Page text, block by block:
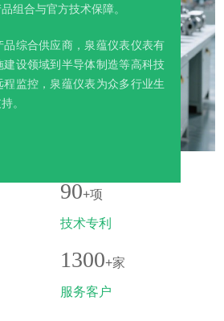
组合与官方技术保障。
综合供应商，泉蕴仪表仪表有
建设领域到半导体制造等高科技
监控，泉蕴仪表为众多行业生
。
90+项
技术专利
1300+家
服务客户